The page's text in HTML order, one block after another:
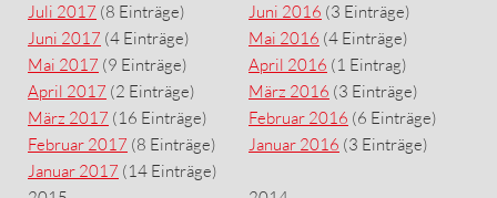
Juli 2017 (8 Einträge)
Juni 2017 (4 Einträge)
Mai 2017 (9 Einträge)
April 2017 (2 Einträge)
März 2017 (16 Einträge)
Februar 2017 (8 Einträge)
Januar 2017 (14 Einträge)
Juni 2016 (3 Einträge)
Mai 2016 (4 Einträge)
April 2016 (1 Eintrag)
März 2016 (3 Einträge)
Februar 2016 (6 Einträge)
Januar 2016 (3 Einträge)